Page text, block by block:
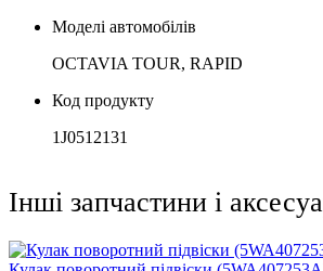
Моделі автомобілів
OCTAVIA TOUR, RAPID
Код продукту
1J0512131
Інші запчастини і